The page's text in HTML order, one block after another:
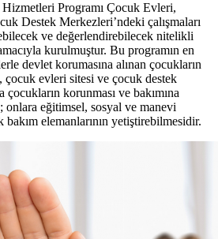
Programı Çocuk Evleri,
Destek Merkezleri’ndeki çalışmaları
ve değerlendirebilecek nitelikli
kurulmuştur. Bu programın en
devlet korumasına alınan çocukların
evleri sitesi ve çocuk destek
korunması ve bakımına
eğitimsel, sosyal ve manevi
bakım elemanlarının yetiştirebilmesidir.